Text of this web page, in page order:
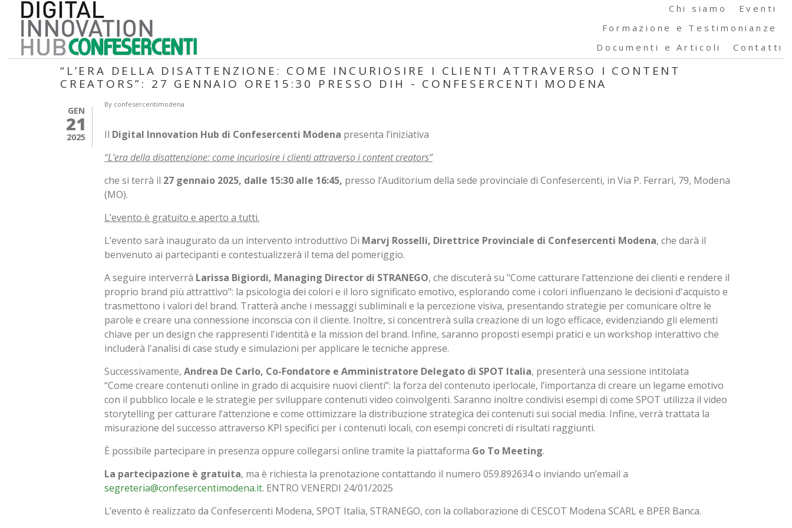
contenuto
principale
Chi siamo
Eventi
Formazione e Testimonianze
Documenti e Articoli
Contatti
“L’ERA DELLA DISATTENZIONE: COME INCURIOSIRE I CLIENTI ATTRAVERSO I CONTENT
CREATORS”: 27 GENNAIO ORE15:30 PRESSO DIH - CONFESERCENTI MODENA
GEN
21
2025
By confesercentimodena
Il Digital Innovation Hub di Confesercenti Modena presenta l’iniziativa
“L’era della disattenzione: come incuriosire i clienti attraverso i content creators”
che si terrà il 27 gennaio 2025, dalle 15:30 alle 16:45, presso l’Auditorium della sede provinciale di Confesercenti, in Via P. Ferrari, 79, Modena
(MO).
L’evento è gratuito e aperto a tutti.
L’evento sarà inaugurato da un intervento introduttivo Di Marvj Rosselli, Direttrice Provinciale di Confesercenti Modena, che darà il
benvenuto ai partecipanti e contestualizzerà il tema del pomeriggio.
A seguire interverrà Larissa Bigiordi, Managing Director di STRANEGO, che discuterà su "Come catturare l’attenzione dei clienti e rendere il
proprio brand più attrattivo": la psicologia dei colori e il loro significato emotivo, esplorando come i colori influenzano le decisioni d'acquisto e
trasmettono i valori del brand. Tratterà anche i messaggi subliminali e la percezione visiva, presentando strategie per comunicare oltre le
parole e creare una connessione inconscia con il cliente. Inoltre, si concentrerà sulla creazione di un logo efficace, evidenziando gli elementi
chiave per un design che rappresenti l'identità e la mission del brand. Infine, saranno proposti esempi pratici e un workshop interattivo che
includerà l'analisi di case study e simulazioni per applicare le tecniche apprese.
Successivamente, Andrea De Carlo, Co-Fondatore e Amministratore Delegato di SPOT Italia, presenterà una sessione intitolata
“Come creare contenuti online in grado di acquisire nuovi clienti”: la forza del contenuto iperlocale, l’importanza di creare un legame emotivo
con il pubblico locale e le strategie per sviluppare contenuti video coinvolgenti. Saranno inoltre condivisi esempi di come SPOT utilizza il video
storytelling per catturare l’attenzione e come ottimizzare la distribuzione strategica dei contenuti sui social media. Infine, verrà trattata la
misurazione del successo attraverso KPI specifici per i contenuti locali, con esempi concreti di risultati raggiunti.
È possibile partecipare in presenza oppure collegarsi online tramite la piattaforma Go To Meeting.
La partecipazione è gratuita, ma è richiesta la prenotazione contattando il numero 059.892634 o inviando un’email a
segreteria@confesercentimodena.it. ENTRO VENERDI 24/01/2025
L’evento è realizzato da Confesercenti Modena, SPOT Italia, STRANEGO, con la collaborazione di CESCOT Modena SCARL e BPER Banca.